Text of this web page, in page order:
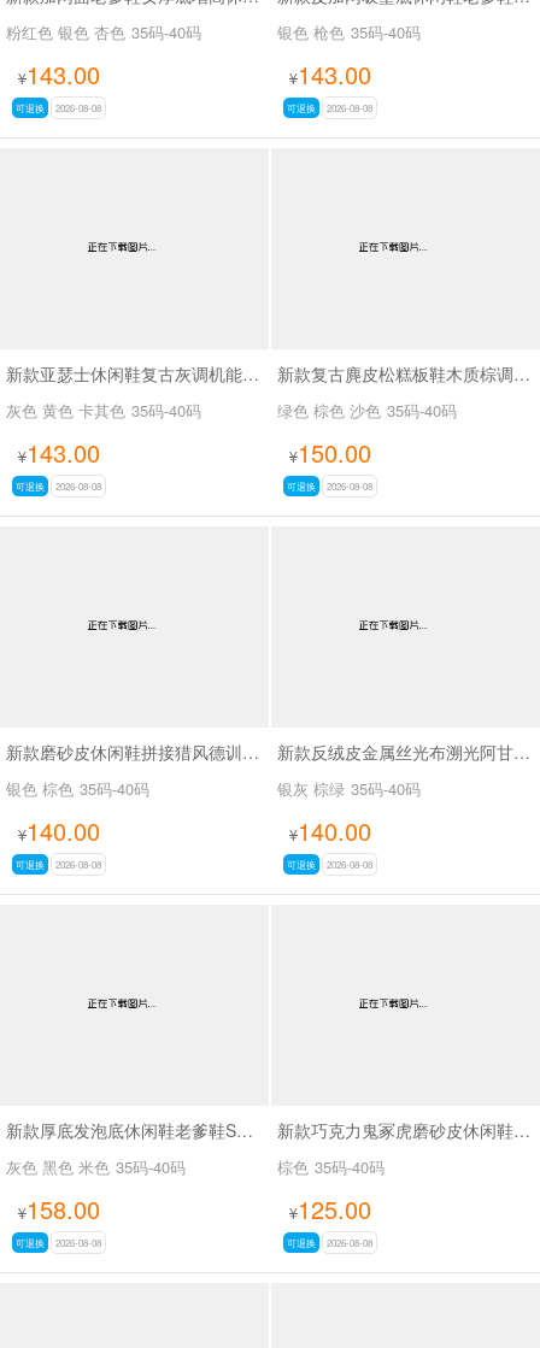
粉红色 银色 杏色 35码-40码
¥143.00
可退换 2026-08-08
银色 枪色 35码-40码
¥143.00
可退换 2026-08-08
新款亚瑟士休闲鞋复古灰调机能老爹鞋SA17022-1
灰色 黄色 卡其色 35码-40码
¥143.00
可退换 2026-08-08
新款复古麂皮松糕板鞋木质棕调秋磨砂皮休闲鞋SA2111
绿色 棕色 沙色 35码-40码
¥150.00
可退换 2026-08-08
新款磨砂皮休闲鞋拼接猎风德训鞋SA9291
银色 棕色 35码-40码
¥140.00
可退换 2026-08-08
新款反绒皮金属丝光布溯光阿甘休闲鞋SA9288
银灰 棕绿 35码-40码
¥140.00
可退换 2026-08-08
新款厚底发泡底休闲鞋老爹鞋SA629-1
灰色 黑色 米色 35码-40码
¥158.00
可退换 2026-08-08
新款巧克力鬼冢虎磨砂皮休闲鞋SA9208
棕色 35码-40码
¥125.00
可退换 2026-08-08